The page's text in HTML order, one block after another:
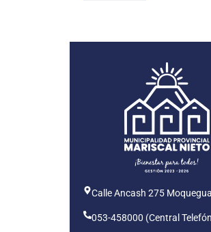
Calle Ancash 275 Moquegua
053-458000 (Central